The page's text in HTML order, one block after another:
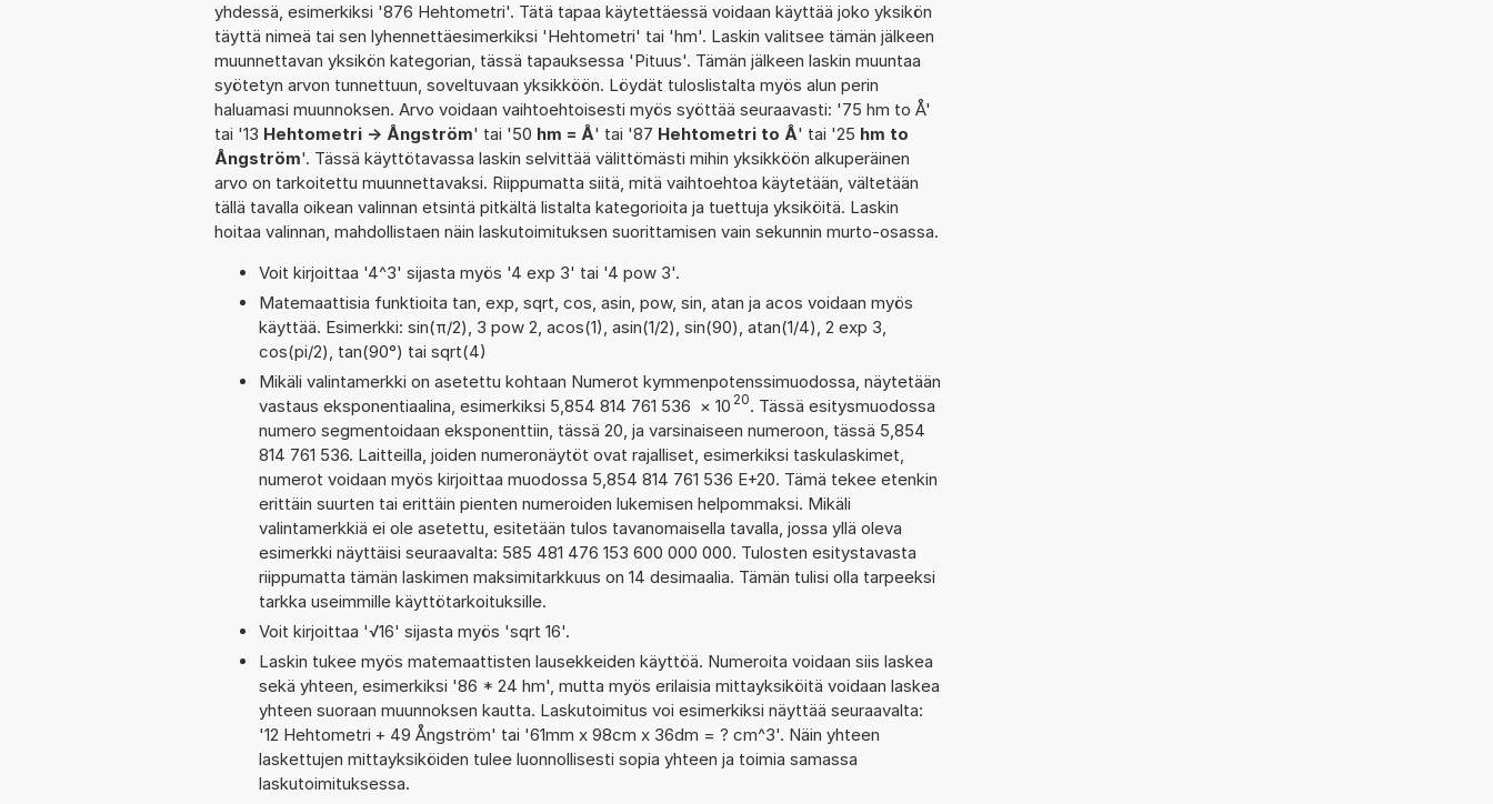
yhdessä, esimerkiksi '876 Hehtometri'. Tätä tapaa käytettäessä voidaan käyttää joko yksikön
täyttä nimeä tai sen lyhennettäesimerkiksi 'Hehtometri' tai 'hm'. Laskin valitsee tämän jälkeen
muunnettavan yksikön kategorian, tässä tapauksessa 'Pituus'. Tämän jälkeen laskin muuntaa
syötetyn arvon tunnettuun, soveltuvaan yksikköön. Löydät tuloslistalta myös alun perin
haluamasi muunnoksen. Arvo voidaan vaihtoehtoisesti myös syöttää seuraavasti: '75 hm to Å'
tai '13 Hehtometri -> Ångström' tai '50 hm = Å' tai '87 Hehtometri to Å' tai '25 hm to
Ångström'. Tässä käyttötavassa laskin selvittää välittömästi mihin yksikköön alkuperäinen
arvo on tarkoitettu muunnettavaksi. Riippumatta siitä, mitä vaihtoehtoa käytetään, vältetään
tällä tavalla oikean valinnan etsintä pitkältä listalta kategorioita ja tuettuja yksiköitä. Laskin
hoitaa valinnan, mahdollistaen näin laskutoimituksen suorittamisen vain sekunnin murto-osassa.
Voit kirjoittaa '4^3' sijasta myös '4 exp 3' tai '4 pow 3'.
Matemaattisia funktioita tan, exp, sqrt, cos, asin, pow, sin, atan ja acos voidaan myös
käyttää. Esimerkki: sin(π/2), 3 pow 2, acos(1), asin(1/2), sin(90), atan(1/4), 2 exp 3,
cos(pi/2), tan(90°) tai sqrt(4)
Mikäli valintamerkki on asetettu kohtaan Numerot kymmenpotenssimuodossa, näytetään
vastaus eksponentiaalina, esimerkiksi 5,854 814 761 536 × 10 20. Tässä esitysmuodossa
numero segmentoidaan eksponenttiin, tässä 20, ja varsinaiseen numeroon, tässä 5,854
814 761 536. Laitteilla, joiden numeronäytöt ovat rajalliset, esimerkiksi taskulaskimet,
numerot voidaan myös kirjoittaa muodossa 5,854 814 761 536 E+20. Tämä tekee etenkin
erittäin suurten tai erittäin pienten numeroiden lukemisen helpommaksi. Mikäli
valintamerkkiä ei ole asetettu, esitetään tulos tavanomaisella tavalla, jossa yllä oleva
esimerkki näyttäisi seuraavalta: 585 481 476 153 600 000 000. Tulosten esitystavasta
riippumatta tämän laskimen maksimitarkkuus on 14 desimaalia. Tämän tulisi olla tarpeeksi
tarkka useimmille käyttötarkoituksille.
Voit kirjoittaa '√16' sijasta myös 'sqrt 16'.
Laskin tukee myös matemaattisten lausekkeiden käyttöä. Numeroita voidaan siis laskea
sekä yhteen, esimerkiksi '86 * 24 hm', mutta myös erilaisia mittayksiköitä voidaan laskea
yhteen suoraan muunnoksen kautta. Laskutoimitus voi esimerkiksi näyttää seuraavalta:
'12 Hehtometri + 49 Ångström' tai '61mm x 98cm x 36dm = ? cm^3'. Näin yhteen
laskettujen mittayksiköiden tulee luonnollisesti sopia yhteen ja toimia samassa
laskutoimituksessa.